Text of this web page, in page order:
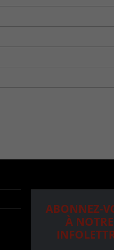
ABONNEZ-
À NOTRE